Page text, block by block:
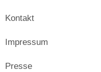
Kontakt
Impressum
Presse